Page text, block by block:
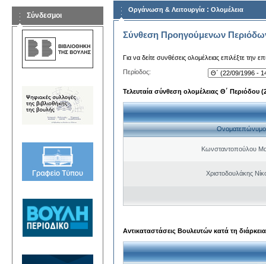
Σύνδεσμοι
Οργάνωση & Λειτουργία : Ολομέλεια
Σύνθεση Προηγούμενων
Για να δείτε συνθέσεις ολομέλειας επιλέξτε την
Περίοδος:
Τελευταία σύνθεση ολομέλειας Θ΄ Περιόδου
Ονοματεπώνυμο
Κωνσταντοπούλου
Χριστοδουλάκης
Αντικαταστάσεις Βουλευτών κατά τη